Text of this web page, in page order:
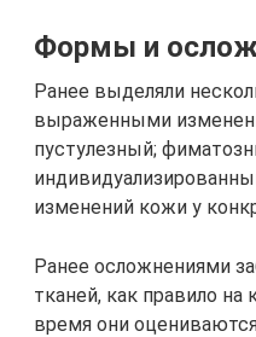
Формы и
Ранее выделяли
выраженными
пустулезный;
изменений кожи у
Ранее осложнениями
тканей, как правило
время они